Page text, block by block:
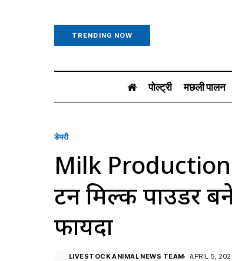
TRENDING NOW
पोल्ट्री मछली पालन
डेयरी
Milk Production:
टन मिल्क पाउडर
फायदा
LIVESTOCK ANIMAL NEWS TEAM APRIL 5,